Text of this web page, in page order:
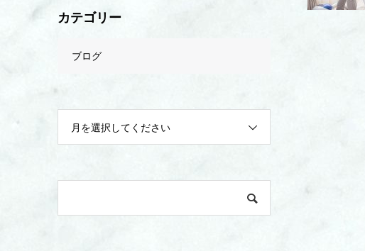
カテゴリー
ブログ
月を選択してください